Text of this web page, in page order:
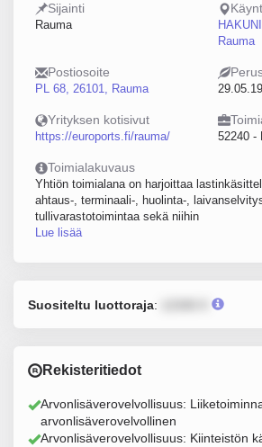
Sijainti
Rauma
Rauma
Postiosoite
PL 68, 26101, Rauma
Yrityksen kotisivut
https://euroports.fi/rauma/ 52240 -
Toimialakuvaus
Yhtiön toimialana on harjoittaa
ahtaus-, terminaali-, huolinta-,
tullivarastotoimintaa sekä niihin
Lue lisää
Suositeltu luottoraja:
Rekisteritiedot
Arvonlisäverovelvollisuus:
arvonlisäverovelvollinen
Arvonlisäverovelvollisuus: Kiinteistön